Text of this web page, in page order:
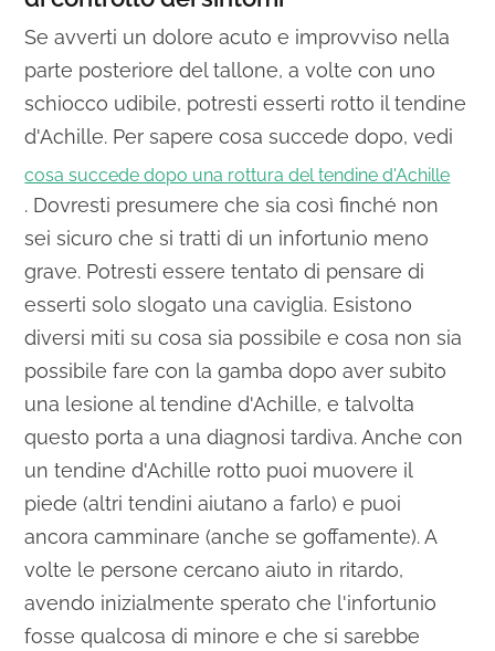
Se avverti un dolore acuto e improvviso nella
parte posteriore del tallone, a volte con uno
schiocco udibile, potresti esserti rotto il tendine
d'Achille. Per sapere cosa succede dopo, vedi
cosa succede dopo una rottura del tendine d'Achille
. Dovresti presumere che sia così finché non
sei sicuro che si tratti di un infortunio meno
grave. Potresti essere tentato di pensare di
esserti solo slogato una caviglia. Esistono
diversi miti su cosa sia possibile e cosa non sia
possibile fare con la gamba dopo aver subito
una lesione al tendine d'Achille, e talvolta
questo porta a una diagnosi tardiva. Anche con
un tendine d'Achille rotto puoi muovere il
piede (altri tendini aiutano a farlo) e puoi
ancora camminare (anche se goffamente). A
volte le persone cercano aiuto in ritardo,
avendo inizialmente sperato che l'infortunio
fosse qualcosa di minore e che si sarebbe